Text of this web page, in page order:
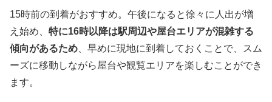
15時前の到着がおすすめ。午後になると徐々に人出が増
え始め、 特に16時以降は駅周辺や屋台エリアが混雑する
傾向があるため 、早めに現地に到着しておくことで、スム
ーズに移動しながら屋台や観覧エリアを楽しむことができ
ます。